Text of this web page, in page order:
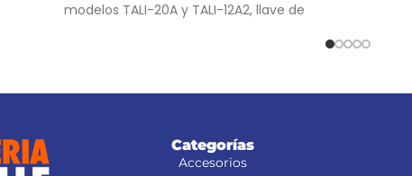
modelos TALI-20A y TALI-12A2, llave de
Categorías
Accesorios